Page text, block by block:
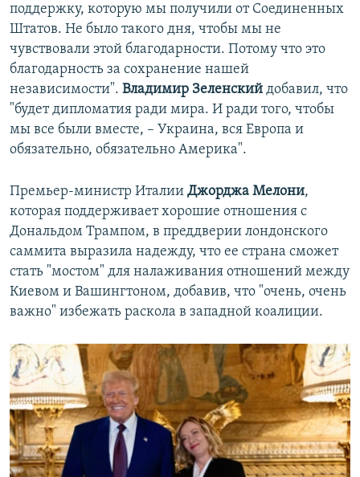
поддержку, которую мы получили от Соединенных
Штатов. Не было такого дня, чтобы мы не
чувствовали этой благодарности. Потому что это
благодарность за сохранение нашей
независимости". Владимир Зеленский добавил, что
"будет дипломатия ради мира. И ради того, чтобы
мы все были вместе, – Украина, вся Европа и
обязательно, обязательно Америка".
Премьер-министр Италии Джорджа Мелони,
которая поддерживает хорошие отношения с
Дональдом Трампом, в преддверии лондонского
саммита выразила надежду, что ее страна сможет
стать "мостом" для налаживания отношений между
Киевом и Вашингтоном, добавив, что "очень, очень
важно" избежать раскола в западной коалиции.